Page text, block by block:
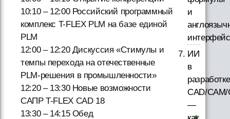
10:10 – 12:00 Российский программный
комплекс T-FLEX PLM на базе единой
PLM
12:00 – 12:20 Дискуссия «Стимулы и
темпы перехода на отечественные
PLM-решения в промышленности»
12:20 – 13:30 Новые возможности
САПР T-FLEX CAD 18
13:30 – 14:15 Обед
и
ИИ
в
разработке
CAD/
—